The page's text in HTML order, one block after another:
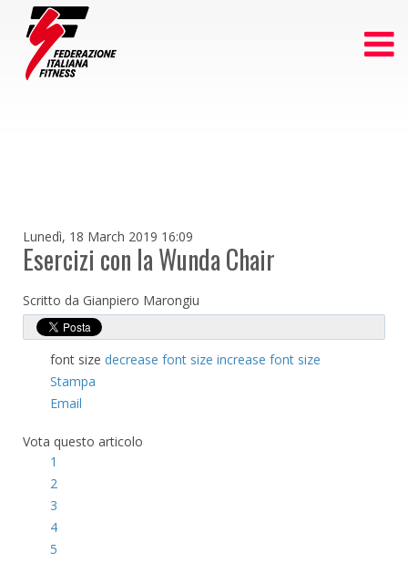
Lunedì, 18 March 2019 16:09
Esercizi con la Wunda Chair
Scritto da Gianpiero Marongiu
font size decrease font size increase font size
Stampa
Email
Vota questo articolo
1
2
3
4
5